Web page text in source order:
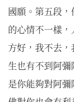
國願。第五段
的心情不一樣
方好，我不去
生也有不到阿
是你能夠對阿